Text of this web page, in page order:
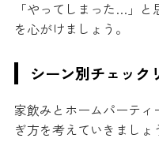
「やってしまった…」
を心がけましょう。
シーン別チェック
家飲みとホームパーテ
ぎ方を考えていきましょ